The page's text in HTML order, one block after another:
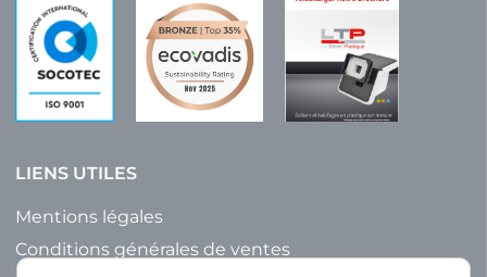
LIENS UTILES
Mentions légales
Conditions générales de ventes